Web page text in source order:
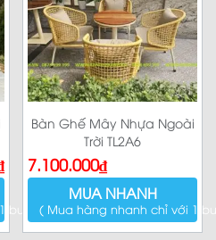
bước )
Bàn Ghế Mây Nhựa Ngoài
Trời TL2A6
7.100.000₫
MUA NHANH
( Mua hàng nhanh chỉ với 1